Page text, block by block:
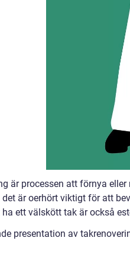
är processen att förnya
det är oerhört viktigt för att
ha ett välskött tak är också
presentation av